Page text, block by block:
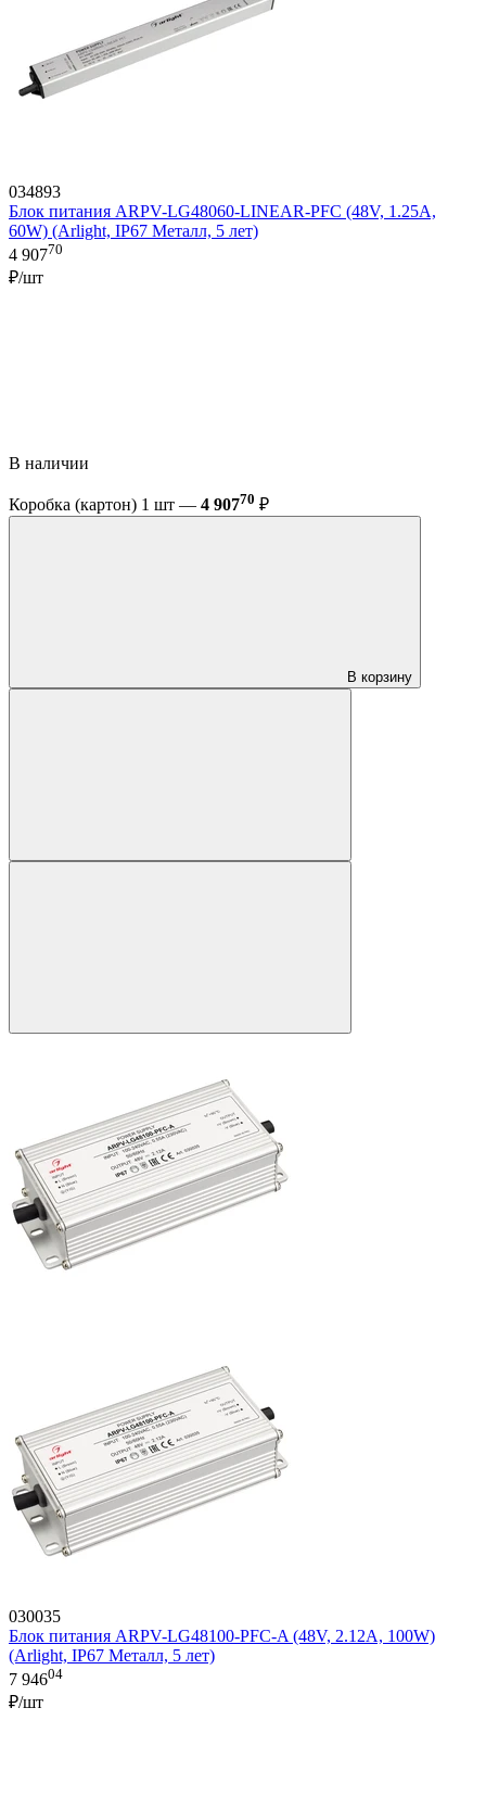
034893
Блок питания ARPV-LG48060-LINEAR-PFC (48V, 1.25A,
60W) (Arlight, IP67 Металл, 5 лет)
4 90770
₽/шт
В наличии
Коробка (картон) 1 шт — 4 90770 ₽
В корзину
030035
Блок питания ARPV-LG48100-PFC-A (48V, 2.12A, 100W)
(Arlight, IP67 Металл, 5 лет)
7 94604
₽/шт